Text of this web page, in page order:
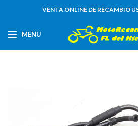
VENTA ONLINE DE RECAMBIO
MENU